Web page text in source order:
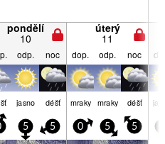
pondělí
10
úterý
11
odp. noc dop. odp. noc
jasno déšť mraky mraky déšť
5 5 0 5 5